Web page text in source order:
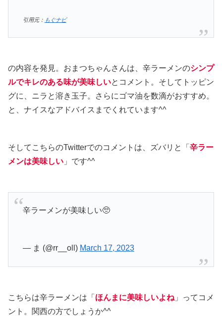
引用元： もぐナビ
の内容を発見。おまつちゃんさんは、辛ラーメンのシンプ
ルでキレのある味が美味しいとコメント。そしてトッピン
グに、ニラと溶き玉子。さらにゴマ油を数滴がおすすめ。
と、ナイスなアドバイスまでくれています^^
そしてこちらのTwitterでのコメントは、ズバリと「 辛ラー
メンは美味しい 」です^^
辛ラーメンが美味しい🥺
— ま (@rr__oll) March 17, 2023
こちらは辛ラーメンは「 ほんまに美味しいよね 」ってコメ
ント。関西の方でしょうか^^